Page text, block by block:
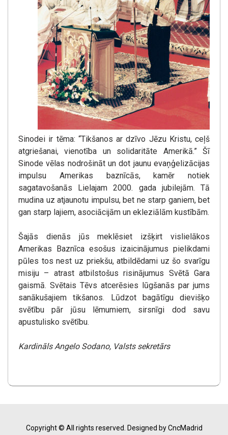
Sinodei ir tēma: “Tikšanos ar dzīvo Jēzu Kristu, ceļš
atgriešanai, vienotība un solidaritāte Amerikā.” Šī
Sinode vēlas nodrošināt un dot jaunu evaņģelizācijas
impulsu Amerikas baznīcās, kamēr notiek
sagatavošanās Lielajam 2000. gada jubilejām. Tā
mudina uz atjaunotu impulsu, bet ne starp ganiem, bet
gan starp lajiem, asociācijām un ekleziālām kustībām.
Šajās dienās jūs meklēsiet izšķirt vislielākos
Amerikas Baznīca esošus izaicinājumus pielikdami
pūles tos nest uz priekšu, atbildēdami uz šo svarīgu
misiju – atrast atbilstošus risinājumus Svētā Gara
gaismā. Svētais Tēvs atcerēsies lūgšanās par jums
sanākušajiem tikšanos. Lūdzot bagātīgu dievišķo
svētību pār jūsu lēmumiem, sirsnīgi dod savu
apustulisko svētību.
Kardināls Angelo Sodano, Valsts sekretārs
Copyright © All rights reserved. Designed by CncMadrid